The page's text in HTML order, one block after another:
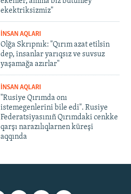
ekektriksizmiz"
İNSAN AQLARI
Olğa Skrıpnık: "Qırım azat etilsin
dep, insanlar yarıqsız ve suvsuz
yaşamağa azırlar"
İNSAN AQLARI
"Rusiye Qırımda onı
istemegenlerini bile edi". Rusiye
Federatsiyasınıñ Qırımdaki cenkke
qarşı narazılıqlarnen küreşi
aqqında